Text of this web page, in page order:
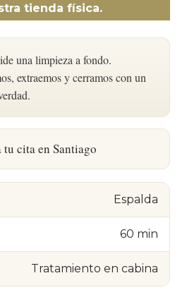
tienda física.
una limpieza a fondo.
extraemos y cerramos con un
tu cita en Santiago
Espalda
60 min
Tratamiento en cabina